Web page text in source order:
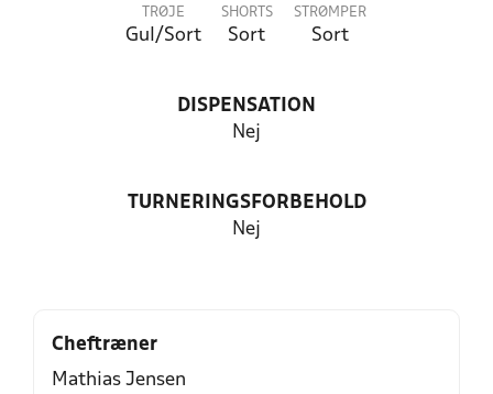
TRØJE
Gul/Sort
SHORTS
Sort
STRØMPER
Sort
DISPENSATION
Nej
TURNERINGSFORBEHOLD
Nej
Cheftræner
Mathias Jensen